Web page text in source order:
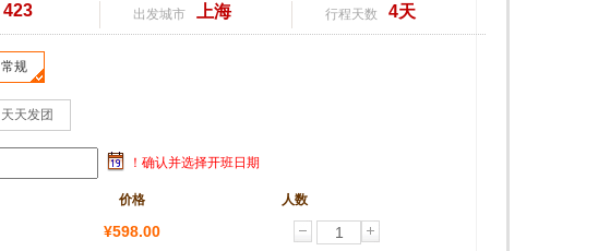
423 出发城市 上海 行程天数 4天
常规
天天发团
！确认并选择开班日期
价格 人数
¥598.00